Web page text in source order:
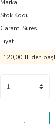
Marka
Stok Kodu
Garanti Süresi
Fiyat
120,00 TL den